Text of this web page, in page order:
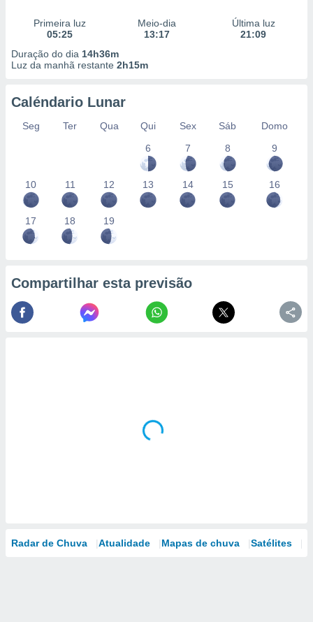
Primeira luz
05:25
Meio-dia
13:17
Última luz
21:09
Duração do dia 14h36m
Luz da manhã restante 2h15m
Caléndario Lunar
Seg Ter Qua Qui Sex Sáb
Domo
6
7 8 9
10 11 12 13 14 15 16
17 18 19
Compartilhar esta previsão
Radar de Chuva Atualidade Mapas de chuva Satélites